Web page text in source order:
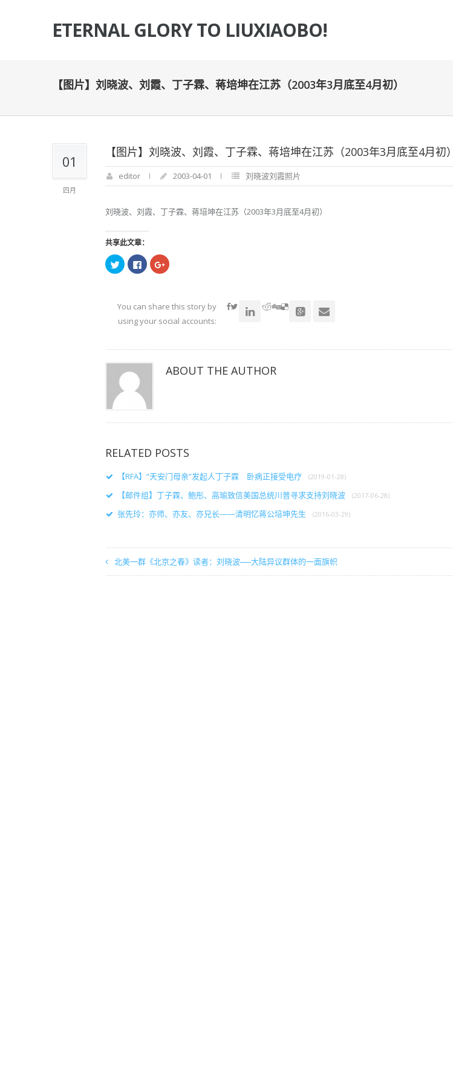
ETERNAL GLORY TO LIUXIAOBO!
【图片】刘晓波、刘霞、丁子霖、蒋培坤在江苏（2003年3月底至4月初）
01
四月
【图片】刘晓波、刘霞、丁子霖、蒋培坤在江苏（2003年3月底至4月初）
editor 2003-04-01 刘晓波刘霞照片
刘晓波、刘霞、丁子霖、蒋培坤在江苏（2003年3月底至4月初）
共享此文章：
点
击
共
享
（在
新
中
开）
点
击
共
享
（在
新
中
开）
点
击
共
享
（在
新
中
You can share this story by
using your social accounts:
ABOUT THE AUTHOR
RELATED POSTS
【RFA】“天安门母亲”发起人丁子霖 卧病正接受电疗 (2019-01-28)
【邮件组】丁子霖、鲍彤、高瑜致信美国总统川普寻求支持刘晓波 (2017-06-28)
张先玲：亦师、亦友、亦兄长——清明忆蒋公培坤先生 (2016-03-29)
北美一群《北京之春》读者：刘晓波──大陆异议群体的一面旗帜